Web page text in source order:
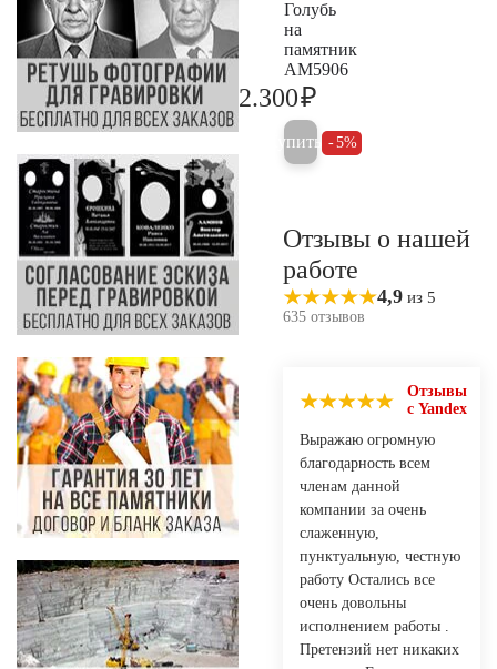
Голубь
на
памятник
AM5906
2.300₽
Купить 5%
Отзывы о нашей
работе
4,9 из 5
635 отзывов
Отзывы
с Yandex
Выражаю огромную
благодарность всем
членам данной
компании за очень
слаженную,
пунктуальную, честную
работу Остались все
очень довольны
исполнением работы .
Претензий нет никаких